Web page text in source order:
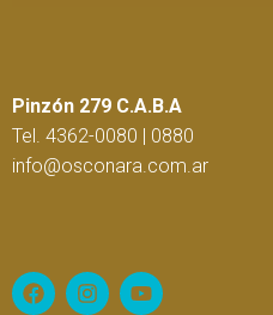
Pinzón 279 C.A.B.A
Tel. 4362-0080 | 0880
info@osconara.com.ar